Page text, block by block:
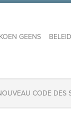
GEENS BELEID
CODE DES